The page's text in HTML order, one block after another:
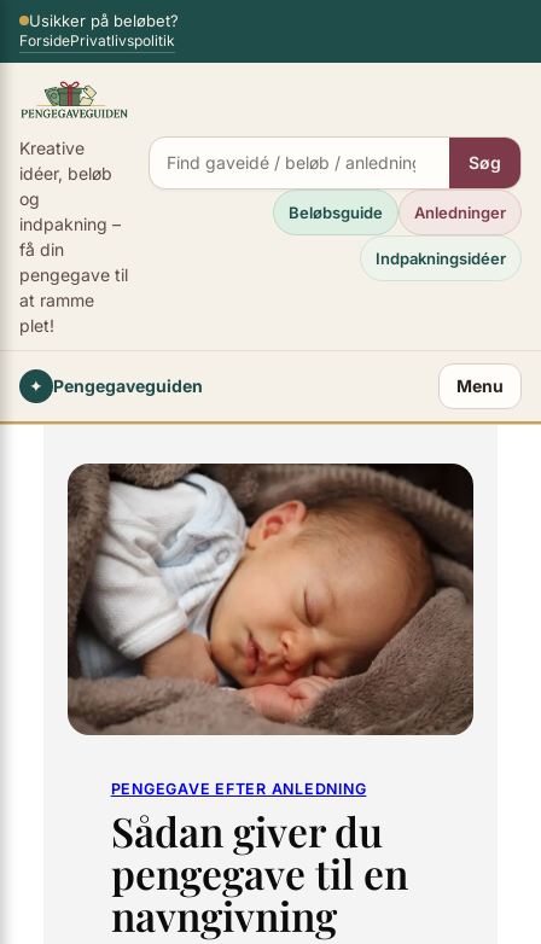
Spring
indhold
Usikker på beløbet?
ForsidePrivatlivspolitik
Kreative
idéer, beløb
og
indpakning –
få din
pengegave til
at ramme
plet!
Søg
Beløbsguide Anledninger
Indpakningsidéer
✦ Pengegaveguiden Menu
PENGEGAVE EFTER ANLEDNING
Sådan giver du
pengegave til en
navngivning